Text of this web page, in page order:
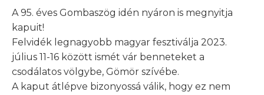
A 95. éves Gombaszög idén nyáron is megnyitja
kapuit!
Felvidék legnagyobb magyar fesztiválja 2023.
július 11-16 között ismét vár benneteket a
csodálatos völgybe, Gömör szívébe.
A kaput átlépve bizonyossá válik, hogy ez nem